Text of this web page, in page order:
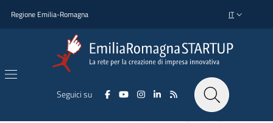
Regione Emilia-Romagna SELETTORE
IT
Seguici su